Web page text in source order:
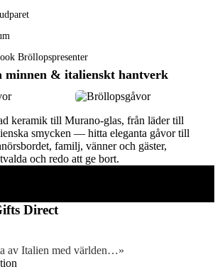
Bröllopspresenter
minnen & italienskt hantverk
keramik till Murano-glas, från läder till
smycken — hitta eleganta gåvor till
familj, vänner och gäster,
och redo att ge bort.
Direct
av Italien med världen…»